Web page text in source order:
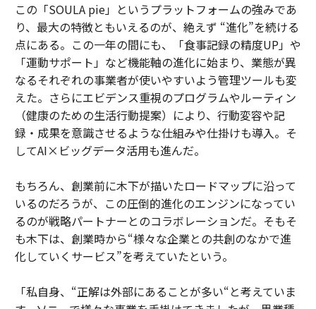
この「SOULA pie」というプラットフォームの強みであ
り、最大の特徴ともいえるのが、絶えず “進化”を続ける
点にある。この一年の間にも、「食事記録の精度UP」や
「運動サポート」など機能軸の進化に始まり、業態が異
なるそれぞれの事業者が使いやすいよう管理ツールも変
えた。さらにエビデンス重視のプログラムやルーティン
（健康のための生活行動提案）により、行動変容や記
録・成果を意識させるような仕組みや仕掛けも導入。そ
してAI×ビッグデータ活用も進んだ。
もちろん、創業前に木下が描いたロードマップに沿って
いるのだろうが、この圧倒的進化のエンジンになってい
るのが戦略パートナーとのコラボレーションだ。そもそ
も木下は、創業時から“様々な企業との共創のなかで進
化していくサービス”を考えていたという。
「私自身、“正解は外部にあることが多い“と考えていま